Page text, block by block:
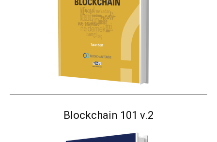
Blockchain 101 v.2